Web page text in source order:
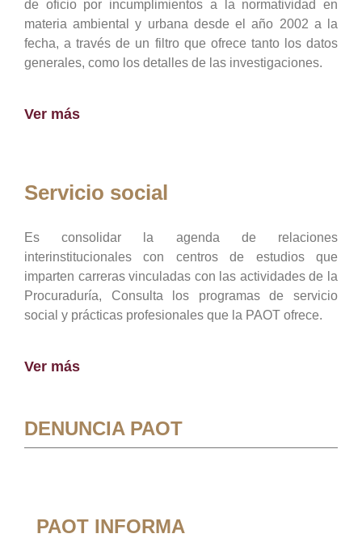
de oficio por incumplimientos a la normatividad en
materia ambiental y urbana desde el año 2002 a la
fecha, a través de un filtro que ofrece tanto los datos
generales, como los detalles de las investigaciones.
Ver más
Servicio social
Es consolidar la agenda de relaciones
interinstitucionales con centros de estudios que
imparten carreras vinculadas con las actividades de la
Procuraduría, Consulta los programas de servicio
social y prácticas profesionales que la PAOT ofrece.
Ver más
DENUNCIA PAOT
PAOT INFORMA